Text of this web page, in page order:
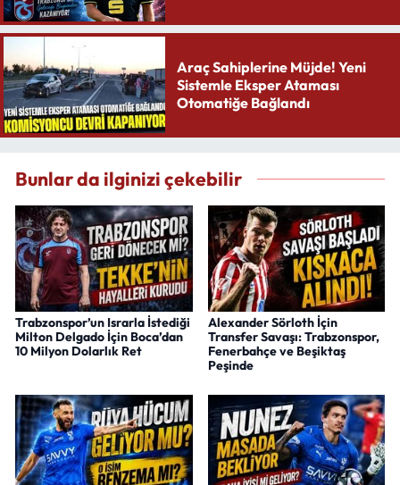
Araç Sahiplerine Müjde! Yeni
Sistemle Eksper Ataması
Otomatiğe Bağlandı
Bunlar da ilginizi çekebilir
Trabzonspor’un Israrla İstediği
Milton Delgado İçin Boca’dan
10 Milyon Dolarlık Ret
Alexander Sörloth İçin
Transfer Savaşı: Trabzonspor,
Fenerbahçe ve Beşiktaş
Peşinde